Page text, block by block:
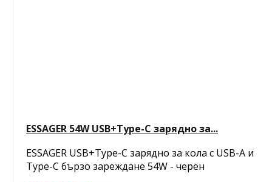
ESSAGER 54W USB+Type-C зарядно за...
ESSAGER USB+Type-C зарядно за кола с USB-A и
Type-C бързо зареждане 54W - черен